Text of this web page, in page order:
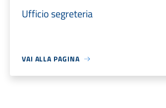
Ufficio segreteria
VAI ALLA PAGINA